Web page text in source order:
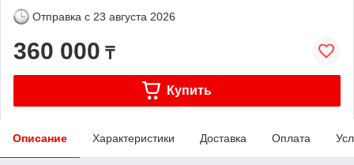
Отправка с 23 августа 2026
360 000 ₸
Купить
Описание Характеристики Доставка Оплата